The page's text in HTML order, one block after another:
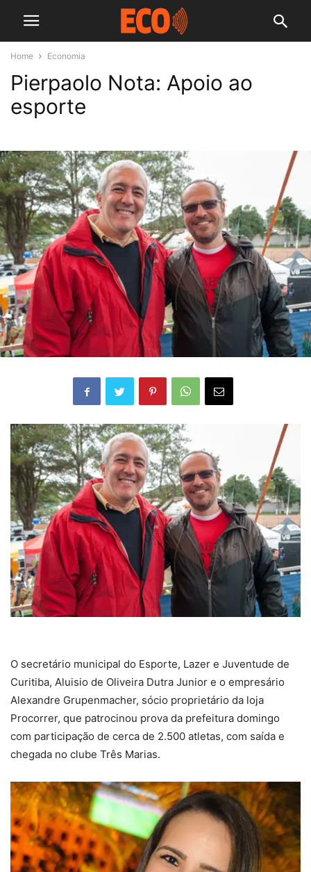
Home Economia
Pierpaolo Nota: Apoio ao
esporte
O secretário municipal do Esporte, Lazer e Juventude de
Curitiba, Aluisio de Oliveira Dutra Junior e o empresário
Alexandre Grupenmacher, sócio proprietário da loja
Procorrer, que patrocinou prova da prefeitura domingo
com participação de cerca de 2.500 atletas, com saída e
chegada no clube Três Marias.